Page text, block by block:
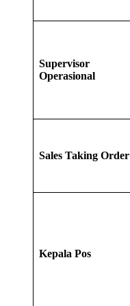
Supervisor
Operasional
Sales Taking Order
Kepala Pos